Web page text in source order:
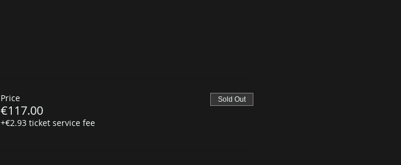
Price
€117.00
+€2.93 ticket service fee
Sold Out